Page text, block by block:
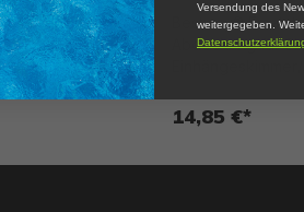
(orange) für
Bestway®
Abdeckung für
14,85 €*
Versendung des
weitergegeben.